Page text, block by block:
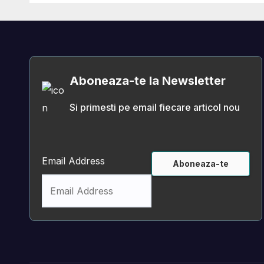
Aboneaza-te la Newsletter
Si primesti pe email fiecare articol nou
Email Address